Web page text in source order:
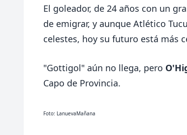
El goleador, de 24 años con un
de emigrar, y aunque Atlético
celestes, hoy su futuro está más
"Gottigol" aún no llega, pero
Capo de Provincia.
Foto: LanuevaMañana